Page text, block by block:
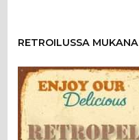
RETROILUSSA MUKANA